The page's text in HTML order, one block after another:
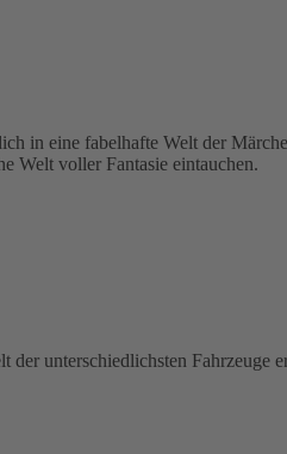
eine fabelhafte Welt der
Welt voller Fantasie eintauchen.
unterschiedlichsten